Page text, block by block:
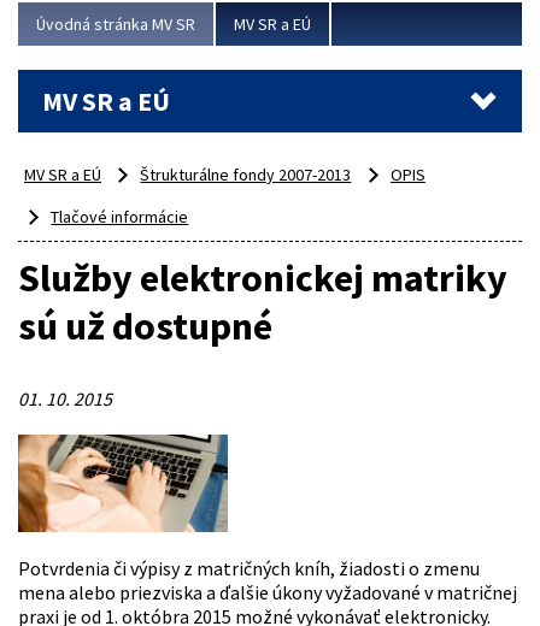
Viac
Úvodná stránka MV SR MV SR a EÚ
MV SR a EÚ
MV SR a EÚ Štrukturálne fondy 2007-2013
OPIS
Tlačové informácie
Služby elektronickej matriky
sú už dostupné
01. 10. 2015
Potvrdenia či výpisy z matričných kníh, žiadosti o zmenu
mena alebo priezviska a ďalšie úkony vyžadované v matričnej
praxi je od 1. októbra 2015 možné vykonávať elektronicky.